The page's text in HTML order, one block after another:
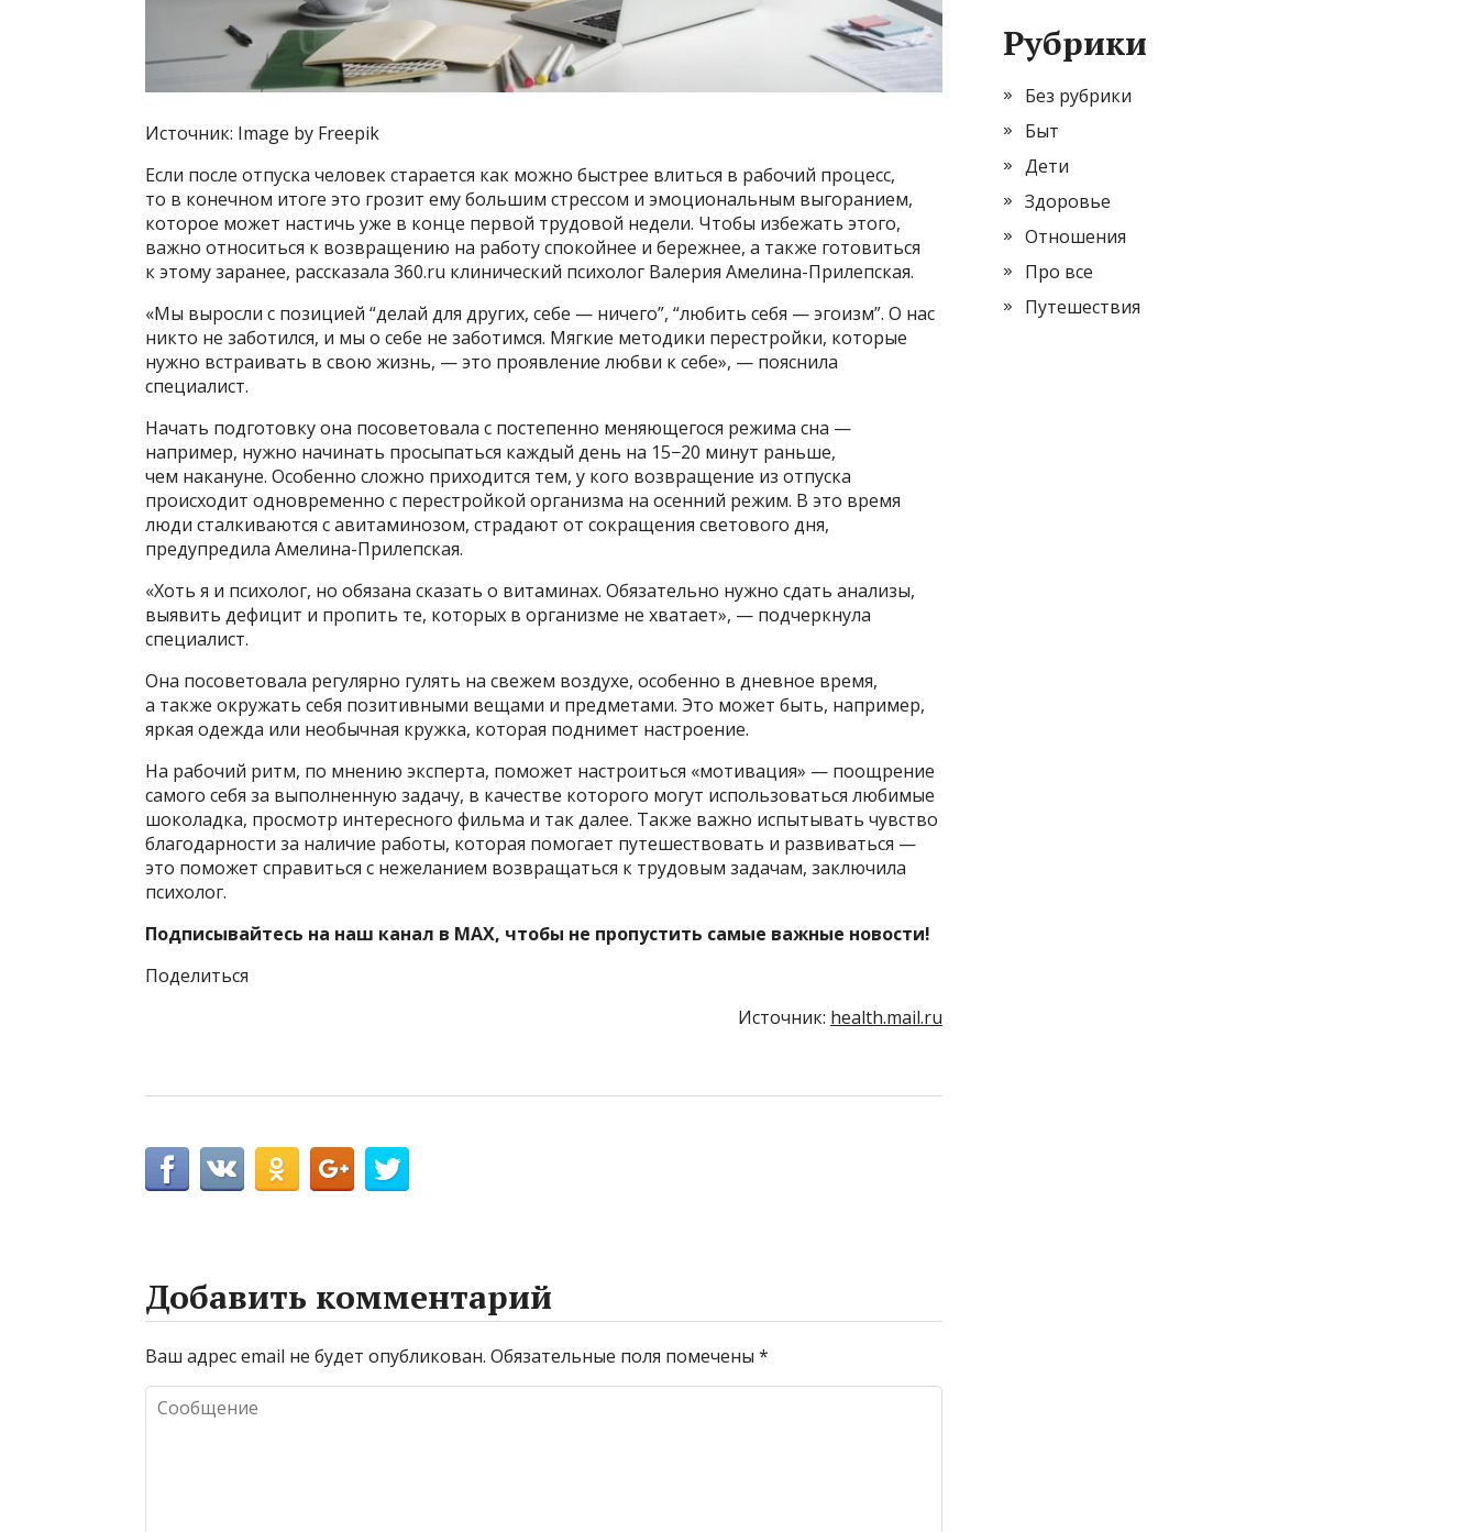
Источник: Image by Freepik
Если после отпуска человек старается как можно быстрее влиться в рабочий процесс,
то в конечном итоге это грозит ему большим стрессом и эмоциональным выгоранием,
которое может настичь уже в конце первой трудовой недели. Чтобы избежать этого,
важно относиться к возвращению на работу спокойнее и бережнее, а также готовиться
к этому заранее, рассказала 360.ru клинический психолог Валерия Амелина-Прилепская.
«Мы выросли с позицией “делай для других, себе — ничего”, “любить себя — эгоизм”. О нас
никто не заботился, и мы о себе не заботимся. Мягкие методики перестройки, которые
нужно встраивать в свою жизнь, — это проявление любви к себе», — пояснила
специалист.
Начать подготовку она посоветовала с постепенно меняющегося режима сна —
например, нужно начинать просыпаться каждый день на 15−20 минут раньше,
чем накануне. Особенно сложно приходится тем, у кого возвращение из отпуска
происходит одновременно с перестройкой организма на осенний режим. В это время
люди сталкиваются с авитаминозом, страдают от сокращения светового дня,
предупредила Амелина-Прилепская.
«Хоть я и психолог, но обязана сказать о витаминах. Обязательно нужно сдать анализы,
выявить дефицит и пропить те, которых в организме не хватает», — подчеркнула
специалист.
Она посоветовала регулярно гулять на свежем воздухе, особенно в дневное время,
а также окружать себя позитивными вещами и предметами. Это может быть, например,
яркая одежда или необычная кружка, которая поднимет настроение.
На рабочий ритм, по мнению эксперта, поможет настроиться «мотивация» — поощрение
самого себя за выполненную задачу, в качестве которого могут использоваться любимые
шоколадка, просмотр интересного фильма и так далее. Также важно испытывать чувство
благодарности за наличие работы, которая помогает путешествовать и развиваться —
это поможет справиться с нежеланием возвращаться к трудовым задачам, заключила
психолог.
Подписывайтесь на наш канал в MAX, чтобы не пропустить самые важные новости!
Поделиться
Источник: health.mail.ru
Добавить комментарий
Ваш адрес email не будет опубликован. Обязательные поля помечены *
Рубрики
Без рубрики
Быт
Дети
Здоровье
Отношения
Про все
Путешествия